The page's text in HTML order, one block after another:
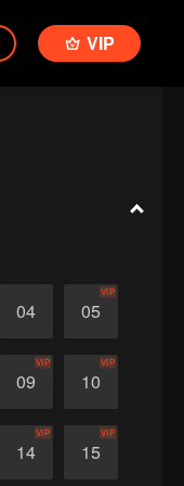
VIP
04 05
VIP
09
VIP
10
VIP
14
VIP
15
VIP